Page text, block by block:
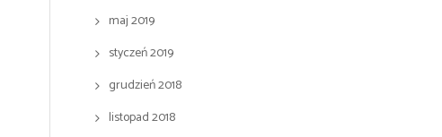
maj 2019
styczeń 2019
grudzień 2018
listopad 2018